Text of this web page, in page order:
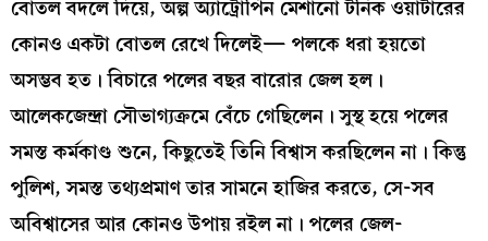
বোতল বদলে দিয়ে, অল্প অ্যাট্রোপিন মেশানো টনিক ওয়াটারের
কোনও একটা বোতল রেখে দিলেই— পলকে ধরা হয়তো
অসম্ভব হত। বিচারে পলের বছর বারোর জেল হল।
আলেকজেন্দ্রা সৌভাগ্যক্রমে বেঁচে গেছিলেন। সুস্থ হয়ে পলের
সমস্ত কর্মকাণ্ড শুনে, কিছুতেই তিনি বিশ্বাস করছিলেন না। কিন্তু
পুলিশ, সমস্ত তথ্যপ্রমাণ তার সামনে হাজির করতে, সে-সব
অবিশ্বাসের আর কোনও উপায় রইল না। পলের জেল-